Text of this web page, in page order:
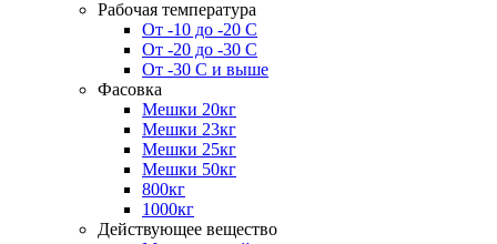
Рабочая температура
От -10 до -20 С
От -20 до -30 С
От -30 С и выше
Фасовка
Мешки 20кг
Мешки 23кг
Мешки 25кг
Мешки 50кг
800кг
1000кг
Действующее вещество